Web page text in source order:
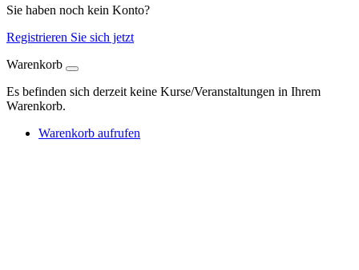
Sie haben noch kein Konto?
Registrieren Sie sich jetzt
Warenkorb
Es befinden sich derzeit keine Kurse/Veranstaltungen in Ihrem
Warenkorb.
Warenkorb aufrufen